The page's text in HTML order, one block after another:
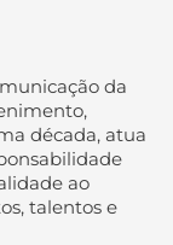
da
década, atua
ao
talentos e